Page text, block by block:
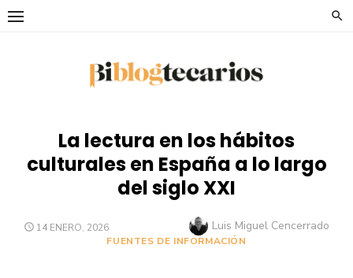
Saltar
La lectura en los hábitos
culturales en España a lo largo
del siglo XXI
PUBLICADO
14 ENERO, 2026 Autor
Luis Miguel Cencerrado
FUENTES DE INFORMACIÓN